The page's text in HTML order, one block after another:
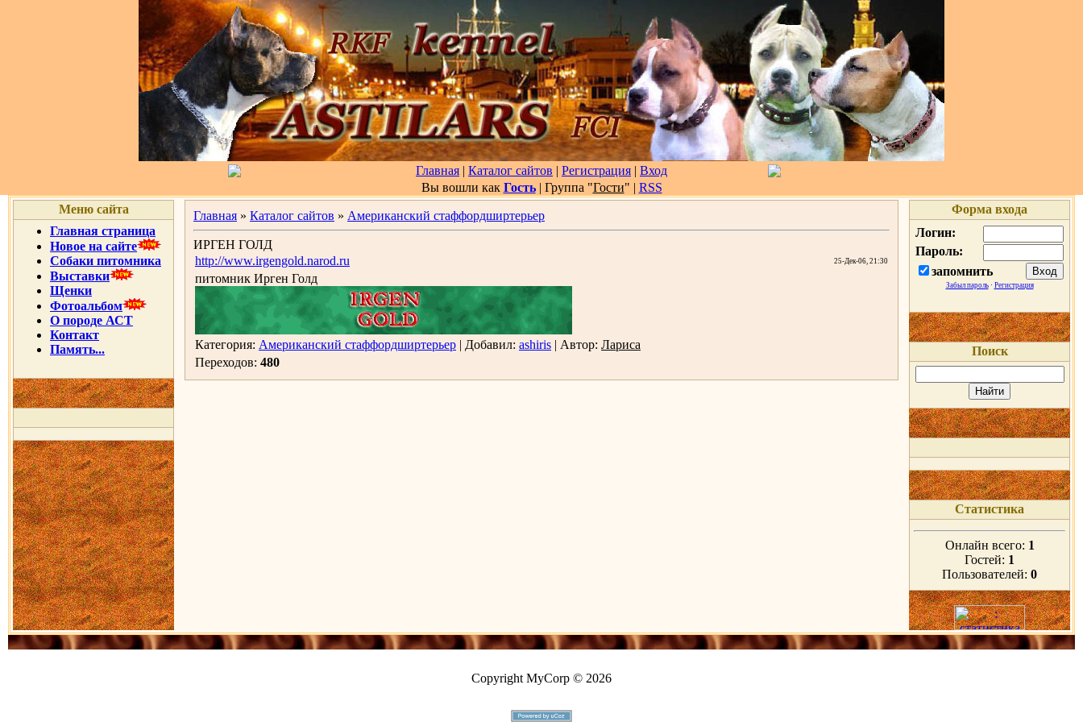
Главная | Каталог сайтов | Регистрация | Вход
Вы вошли как Гость| Группа "Гости" | RSS
Меню сайта
Главная страница
Новое на сайте
Собаки питомника
Выставки
Щенки
Фотоальбом
О породе АСТ
Контакт
Память...
Главная » Каталог сайтов » Американский стаффордширтерьер
ИРГЕН ГОЛД
http://www.irgengold.narod.ru
25-Дек-06, 21:30
питомник Ирген Голд
Категория: Американский стаффордширтерьер | Добавил: ashiris | Автор: Лариса
Переходов: 480
Форма входа
Логин:
Пароль:
запомнить
Забыл пароль· Регистрация
Поиск
Статистика
Онлайн всего: 1
Гостей: 1
Пользователей: 0
Copyright MyCorp © 2026